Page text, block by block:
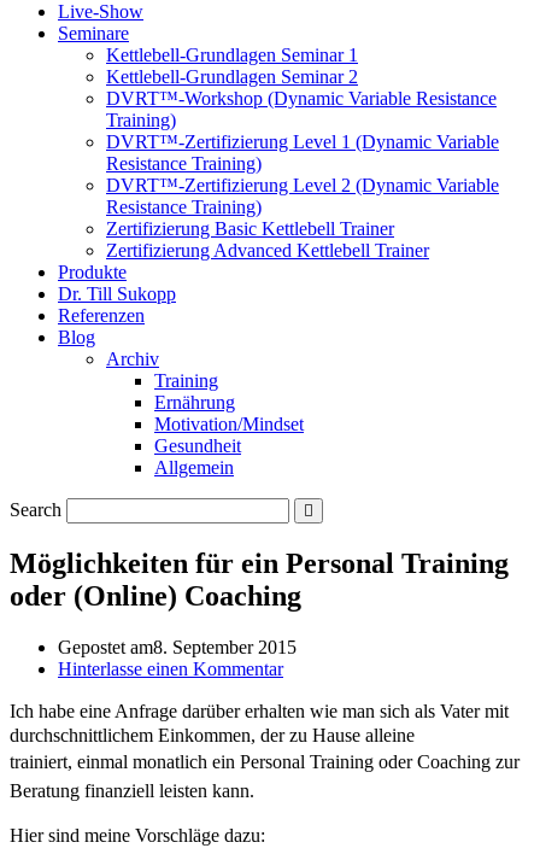
Live-Show
Seminare
Kettlebell-Grundlagen Seminar 1
Kettlebell-Grundlagen Seminar 2
DVRT™-Workshop (Dynamic Variable Resistance
Training)
DVRT™-Zertifizierung Level 1 (Dynamic Variable
Resistance Training)
DVRT™-Zertifizierung Level 2 (Dynamic Variable
Resistance Training)
Zertifizierung Basic Kettlebell Trainer
Zertifizierung Advanced Kettlebell Trainer
Produkte
Dr. Till Sukopp
Referenzen
Blog
Archiv
Training
Ernährung
Motivation/Mindset
Gesundheit
Allgemein
Search
Möglichkeiten für ein Personal Training
oder (Online) Coaching
Gepostet am8. September 2015
Hinterlasse einen Kommentar
Ich habe eine Anfrage darüber erhalten wie man sich als Vater mit
durchschnittlichem Einkommen, der zu Hause alleine
trainiert, einmal monatlich ein Personal Training oder Coaching zur
Beratung finanziell leisten kann.
Hier sind meine Vorschläge dazu: